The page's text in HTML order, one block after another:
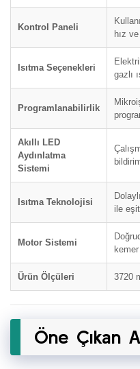
Kontrol Paneli
hız
Isıtma Seçenekleri
gazlı
Programlanabilirlik
Akıllı LED
Aydınlatma
Sistemi
Isıtma Teknolojisi
ile
Motor Sistemi
Ürün Ölçüleri 3720
Öne Çıkan